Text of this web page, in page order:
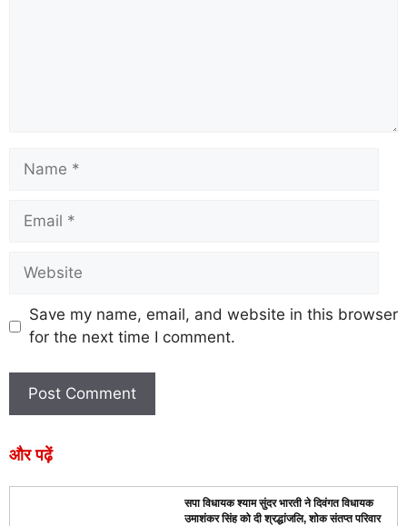
Save my name, email, and website in this browser
for the next time I comment.
और पढ़ें
सपा विधायक श्याम सुंदर भारती ने दिवंगत विधायक
उमाशंकर सिंह को दी श्रद्धांजलि, शोक संतप्त परिवार